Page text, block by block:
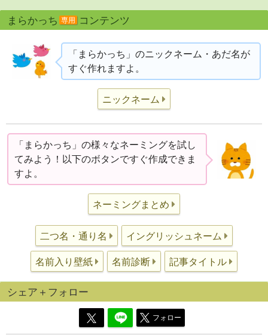
まらかっち 専用 コンテンツ
「まらかっち」のニックネーム・あだ名が
すぐ作れますよ。
ニックネーム
「まらかっち」の様々なネーミングを試し
てみよう！以下のボタンですぐ作成できま
すよ。
ネーミングまとめ
二つ名・通り名 イングリッシュネーム
名前入り壁紙 名前診断 記事タイトル
シェア＋フォロー
フォロー